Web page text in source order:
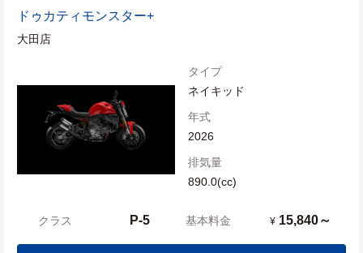
ドゥカティ モンスター+
大田店
タイプ
ネイキッド
年式
2026
排気量
890.0(cc)
クラス P-5 基本料金 ¥ 15,840～